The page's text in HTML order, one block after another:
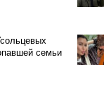
семьи